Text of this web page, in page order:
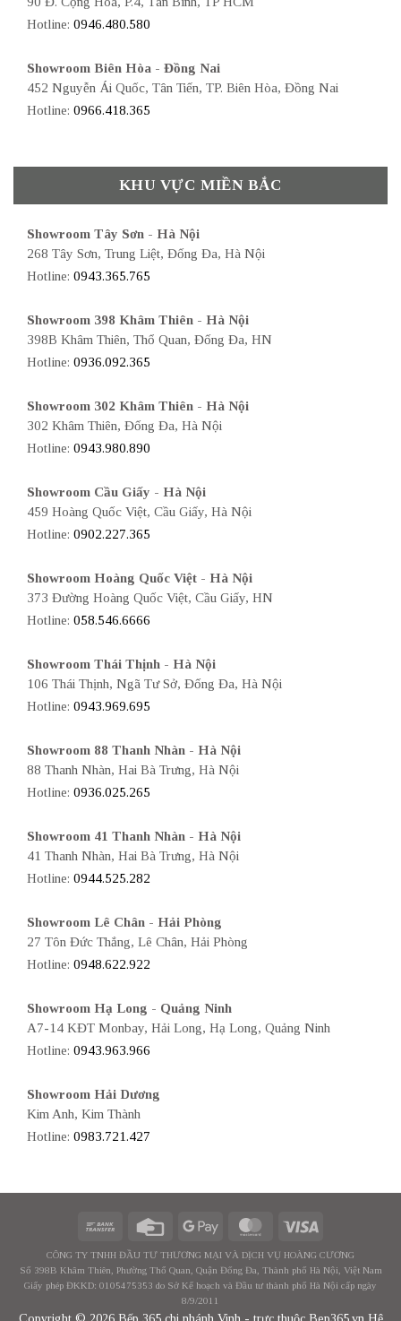
Hotline: 0946.480.580
Showroom Biên Hòa - Đồng Nai
452 Nguyễn Ái Quốc, Tân Tiến, TP. Biên Hòa, Đồng Nai
Hotline: 0966.418.365
KHU VỰC MIỀN BẮC
Showroom Tây Sơn - Hà Nội
268 Tây Sơn, Trung Liệt, Đống Đa, Hà Nội
Hotline: 0943.365.765
Showroom 398 Khâm Thiên - Hà Nội
398B Khâm Thiên, Thổ Quan, Đống Đa, HN
Hotline: 0936.092.365
Showroom 302 Khâm Thiên - Hà Nội
302 Khâm Thiên, Đống Đa, Hà Nội
Hotline: 0943.980.890
Showroom Cầu Giấy - Hà Nội
459 Hoàng Quốc Việt, Cầu Giấy, Hà Nội
Hotline: 0902.227.365
Showroom Hoàng Quốc Việt - Hà Nội
373 Đường Hoàng Quốc Việt, Cầu Giấy, HN
Hotline: 058.546.6666
Showroom Thái Thịnh - Hà Nội
106 Thái Thịnh, Ngã Tư Sở, Đống Đa, Hà Nội
Hotline: 0943.969.695
Showroom 88 Thanh Nhàn - Hà Nội
88 Thanh Nhàn, Hai Bà Trưng, Hà Nội
Hotline: 0936.025.265
Showroom 41 Thanh Nhàn - Hà Nội
41 Thanh Nhàn, Hai Bà Trưng, Hà Nội
Hotline: 0944.525.282
Showroom Lê Chân - Hải Phòng
27 Tôn Đức Thắng, Lê Chân, Hải Phòng
Hotline: 0948.622.922
Showroom Hạ Long - Quảng Ninh
A7-14 KĐT Monbay, Hải Long, Hạ Long, Quảng Ninh
Hotline: 0943.963.966
Showroom Hải Dương
Kim Anh, Kim Thành
Hotline: 0983.721.427
CÔNG TY TNHH ĐẦU TƯ THƯƠNG MẠI VÀ DỊCH VỤ HOÀNG CƯƠNG
Số 398B Khâm Thiên, Phường Thổ Quan, Quận Đống Đa, Thành phố Hà Nội, Việt Nam
Giấy phép ĐKKD: 0105475353 do Sở Kế hoạch và Đầu tư thành phố Hà Nội cấp ngày
8/9/2011